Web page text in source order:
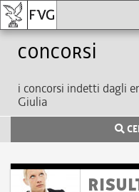
Concorsi
i concorsi indetti dagli
Giulia